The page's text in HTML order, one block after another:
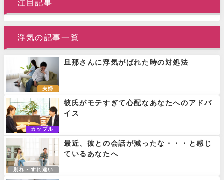
注目記事
浮気の記事一覧
夫婦
旦那さんに浮気がばれた時の対処法
カップル
彼氏がモテすぎて心配なあなたへのアドバ
イス
別れ・すれ違い
最近、彼との会話が減ったな・・・と感じ
ているあなたへ